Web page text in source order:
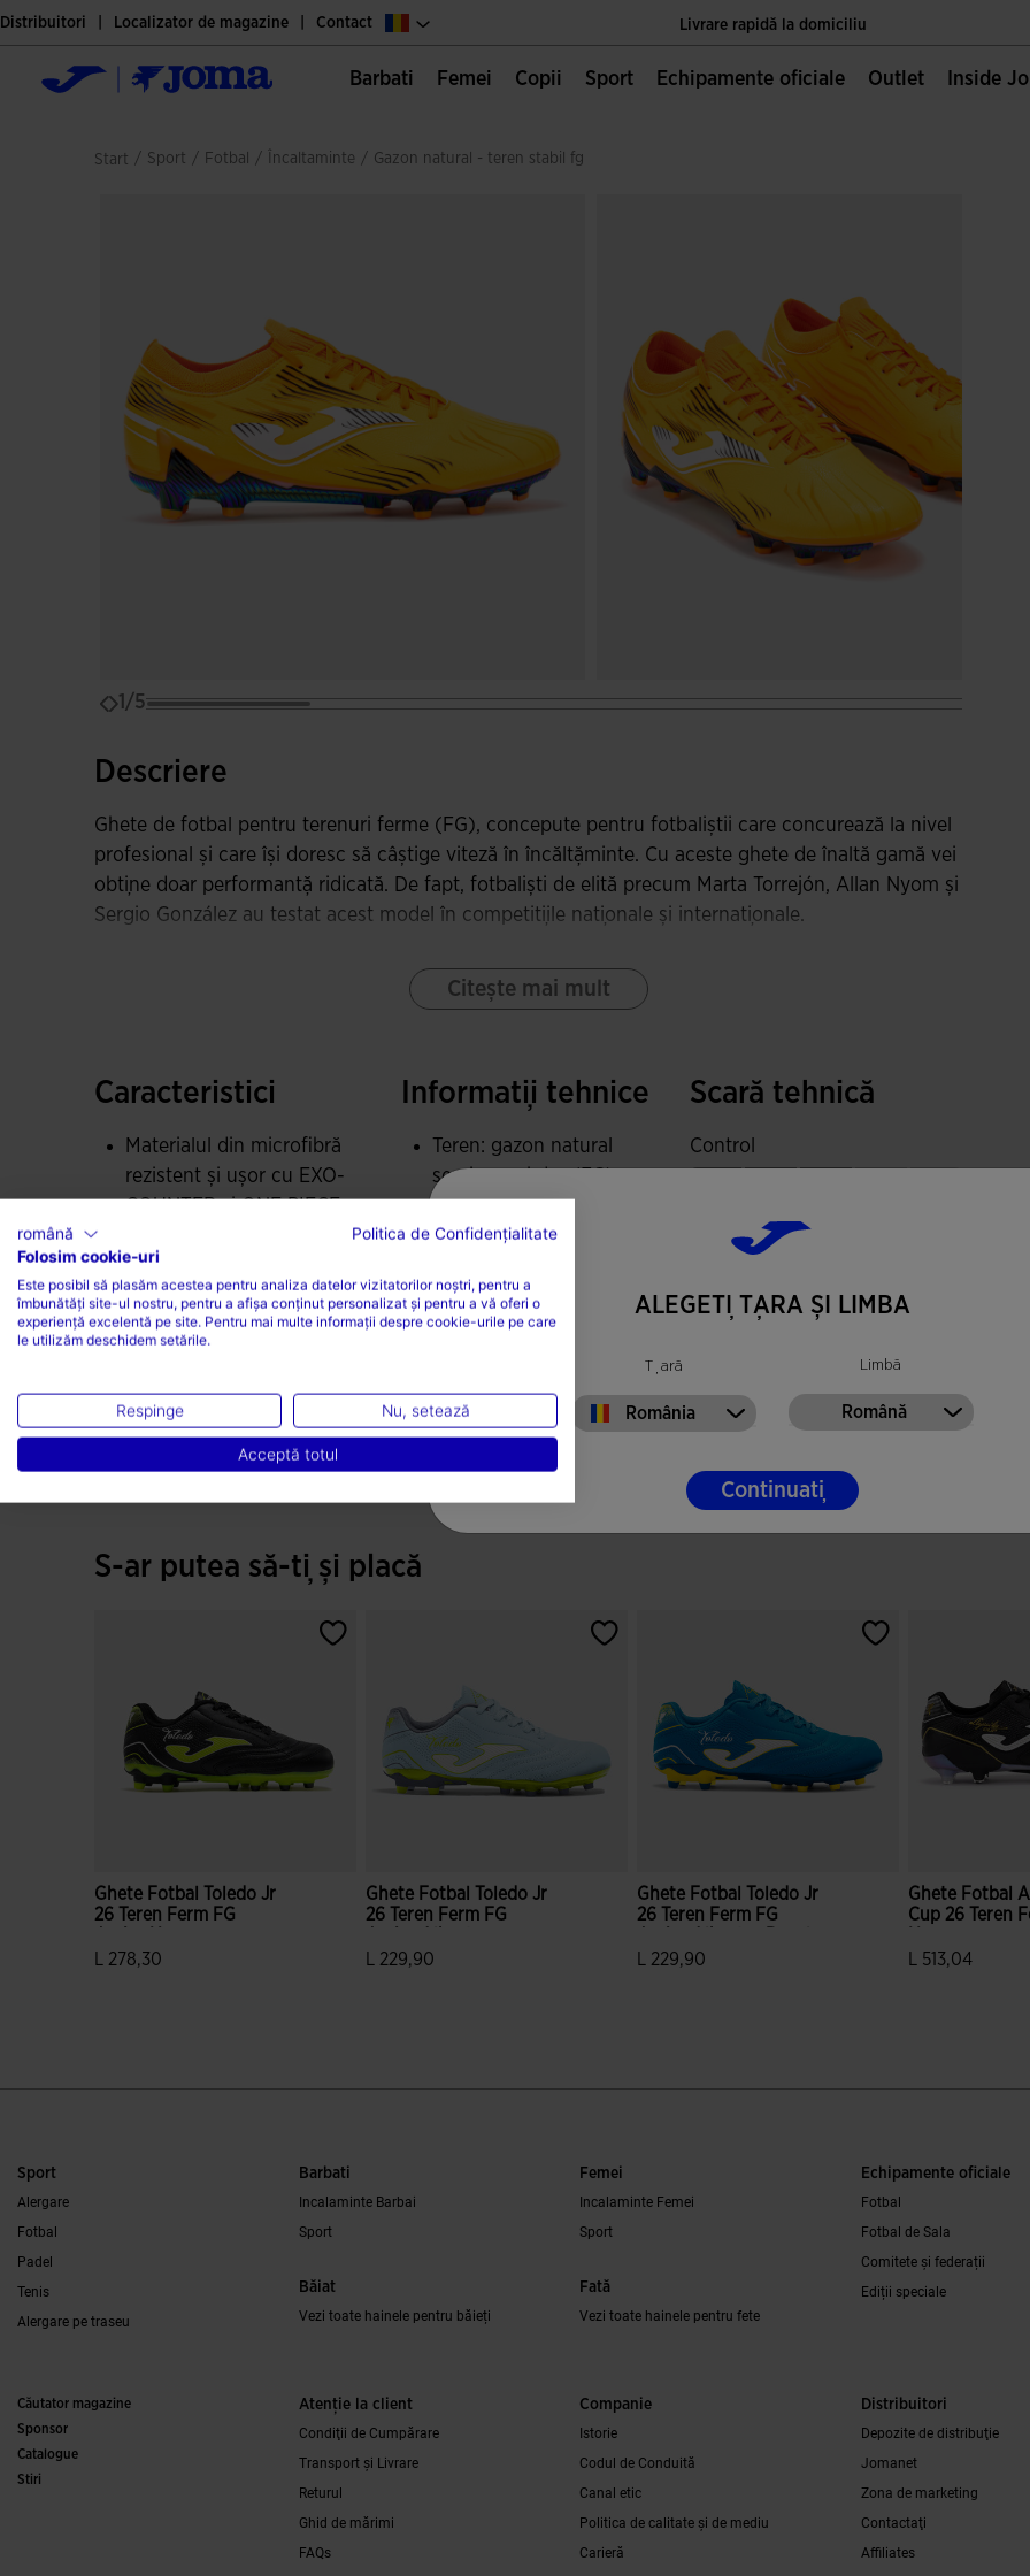
Livrare rapidă la domiciliu
Unica pagină oficială JOMA, deținută de Joma Sport S.A
Distribuitori Localizator de magazine Contact
Barbati Femei Copii Sport Echipamente oficiale Outlet Inside
Start / sport / fotbal / încaltaminte / gazon natural - teren stabil fg
1/5
Descriere
Ghete de fotbal pentru terenuri ferme (FG), concepute pentru fotbaliștii care concurează la nivel
profesional și care își doresc să câștige viteză în încălțăminte. Cu aceste ghete de înaltă gamă vei
obține doar performanță ridicată. De fapt, fotbaliști de elită precum Marta Torrejón, Allan Nyom și
Sergio González au testat acest model în competițiile naționale și internaționale.
Partea superioară este realizată din microfibră. Construcția sa ONE PIECE elimină cusăturile
pentru a menține ușurința și a oferi o purtare confortabilă. Ușurința și rezistența ridicată la
Contrafortul EXO COUNTER din spate pentru a maximiza soliditatea ghetele în schimbările de
direcție.
Talpa este din fibră sintetică cromată, ușoară, flexibilă și rezistentă. Adaptarea la acest tip de
suprafață asigură un control mai bun al mișcărilor pe terenuri ferme non-abrazive.
Citește mai mult
Caracteristici
Materialul din microfibră
rezistent și ușor cu EXO-
COUNTER și ONE PIECE.
Guler SOCK SYSTEM
Informații tehnice
Teren: gazon natural
semi-sec și dur (FG)
antrenament și
Performanță: înaltă
premium
Scară tehnică
Control
Durabilitate
Supunere
S-ar putea să-ți și placă
Ghete Fotbal Toledo Jr
26 Teren Ferm FG
L 278,30
Ghete Fotbal Toledo Jr
26 Teren Ferm FG
L 229,90
Ghete Fotbal Toledo Jr
26 Teren Ferm FG
L 229,90
Ghete Fotbal
Cup 26 Teren
L 513,04
Sport
Alergare
Fotbal
Padel
Tenis
Alergare pe traseu
Barbati
Incalaminte Barbai
Sport
Băiat
Vezi toate hainele pentru băieți
Femei
Incalaminte Femei
Sport
Fată
Vezi toate hainele pentru fete
Echipamente oficiale
Fotbal
Fotbal de Sala
Comitete și federații
Ediții speciale
Căutator magazine
Sponsor
Catalogue
Stiri
Atenţie la client
Condiţii de Cumpărare
Transport și Livrare
Returul
Ghid de mărimi
FAQs
Companie
Istorie
Codul de Conduită
Canal etic
Politica de calitate și de mediu
Carieră
Distribuitori
Depozite de distribuţie
Jomanet
Zona de marketing
Contactaţi
Affiliates
ALEGEȚI ȚARA ȘI LIMBA
Țară
România
Limbă
Română
Continuați
română
Politica de Confidențialitate
Folosim cookie-uri
Este posibil să plasăm acestea pentru analiza datelor vizitatorilor noștri, pentru a
îmbunătăți site-ul nostru, pentru a afișa conținut personalizat și pentru a vă oferi o
experiență excelentă pe site. Pentru mai multe informații despre cookie-urile pe care
le utilizăm deschidem setările.
Respinge Nu, setează
Acceptă totul